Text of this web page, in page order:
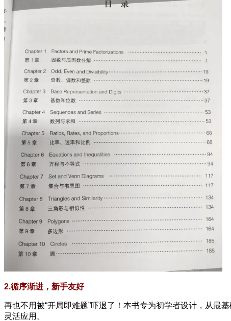
2.循序渐进，新手友好
再也不用被“开局即难题”吓退了！本书专为初学者设计，从​​最
灵活应用。